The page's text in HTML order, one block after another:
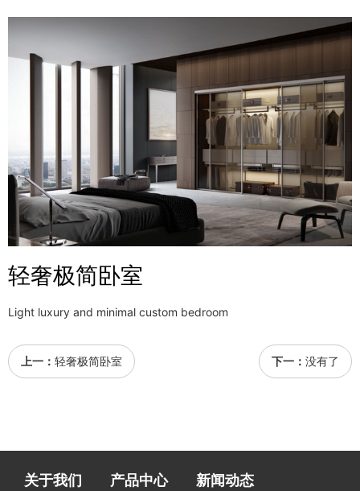
轻奢极简卧室
Light luxury and minimal custom bedroom
上一： 轻奢极简卧室 下一： 没有了
关于我们 产品中心 新闻动态